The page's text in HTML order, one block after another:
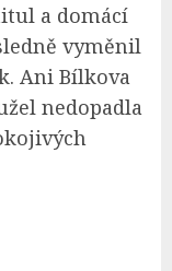
a domácí
vyměnil
Ani Bílkova
nedopadla